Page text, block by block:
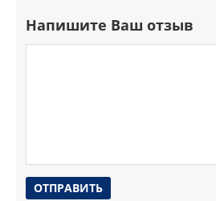
Напишите Ваш отзыв